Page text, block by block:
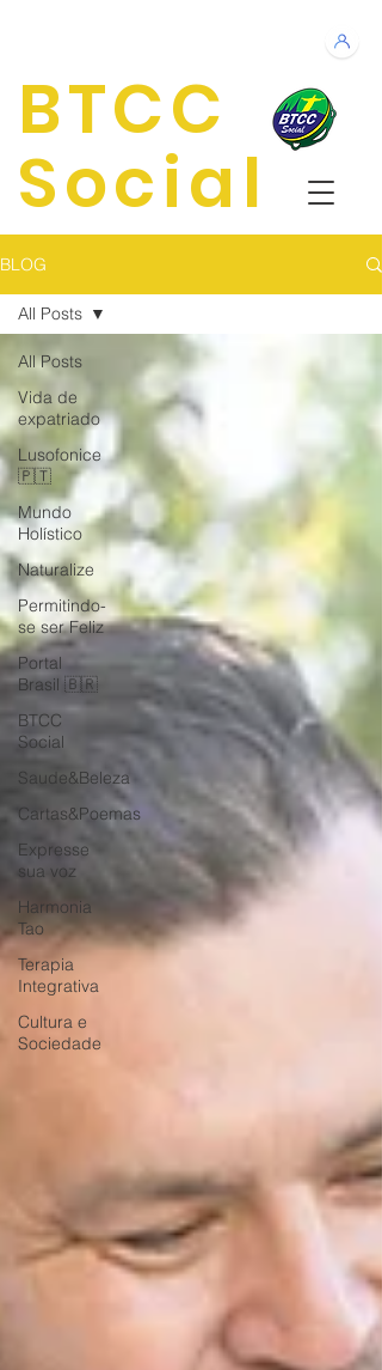
BTCC
Social
BLOG
All Posts
Vida de
expatriado
Lusofonice
🇵🇹
Mundo
Holístico
Naturalize
Permitindo-
se ser Feliz
Portal
Brasil 🇧🇷
BTCC
Social
Saude&Beleza
Cartas&Poemas
Expresse
sua voz
Harmonia
Tao
Terapia
Integrativa
Cultura e
Sociedade
All Posts